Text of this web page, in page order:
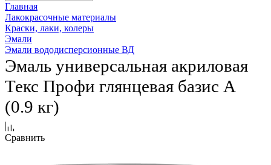
Главная
Лакокрасочные материалы
Краски, лаки, колеры
Эмали
Эмали вододисперсионные ВД
Эмаль универсальная акриловая
Текс Профи глянцевая базис A
(0.9 кг)
Сравнить